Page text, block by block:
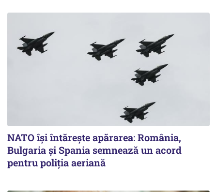
NATO își întărește apărarea: România,
Bulgaria și Spania semnează un acord
pentru poliția aeriană